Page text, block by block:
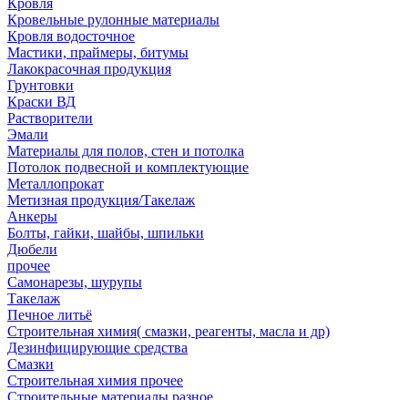
Кровля
Кровельные рулонные материалы
Кровля водосточное
Мастики, праймеры, битумы
Лакокрасочная продукция
Грунтовки
Краски ВД
Растворители
Эмали
Материалы для полов, стен и потолка
Потолок подвесной и комплектующие
Металлопрокат
Метизная продукция/Такелаж
Анкеры
Болты, гайки, шайбы, шпильки
Дюбели
прочее
Самонарезы, шурупы
Такелаж
Печное литьё
Строительная химия( смазки, реагенты, масла и др)
Дезинфицирующие средства
Смазки
Строительная химия прочее
Строительные материалы разное